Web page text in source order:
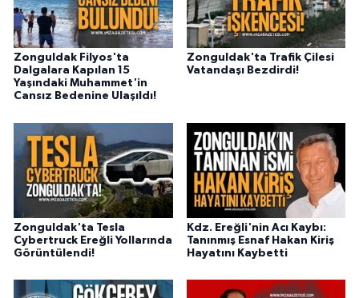
Zonguldak Filyos'ta
Dalgalara Kapılan 15
Yaşındaki Muhammet'in
Cansız Bedenine Ulaşıldı!
Zonguldak'ta Trafik Çilesi
Vatandaşı Bezdirdi!
Zonguldak'ta Tesla
Cybertruck Ereğli Yollarında
Görüntülendi!
Kdz. Ereğli'nin Acı Kaybı:
Tanınmış Esnaf Hakan Kiriş
Hayatını Kaybetti